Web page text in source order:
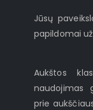
Jūsų
papildomai
Aukštos
naudojimas
prie